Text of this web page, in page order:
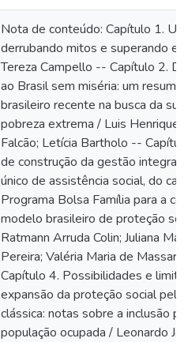
Nota de conteúdo: Capítulo 1.
derrubando mitos e superando
Tereza Campello -- Capítulo 2.
ao Brasil sem miséria: um
brasileiro recente na busca da
pobreza extrema / Luis Henrique
Falcão; Letícia Bartholo --
de construção da gestão
único de assistência social, do
Programa Bolsa Família para a
modelo brasileiro de proteção
Ratmann Arruda Colin; Juliana
Pereira; Valéria Maria de
Capítulo 4. Possibilidades e
expansão da proteção social pela
clássica: notas sobre a inclusão
população ocupada / Leonardo